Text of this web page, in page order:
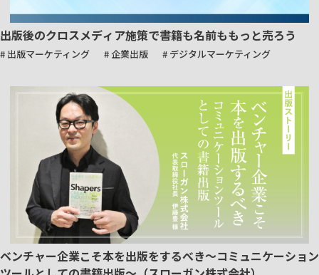
出版後のクロスメディア施策で書籍も名前ももっと売ろう
# 出版マーケティング # 企業出版 # デジタルマーケティング
ベンチャー企業こそ本を出版をするべき～コミュニケーション